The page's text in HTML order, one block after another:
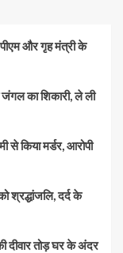
और गृह मंत्री के
का शिकारी, ले ली
से किया मर्डर, आरोपी
श्रद्धांजलि, दर्द के
तोड़ घर के अंदर